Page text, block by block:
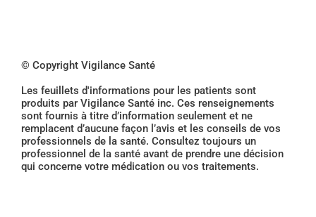
© Copyright Vigilance Santé
Les feuillets d'informations pour les patients sont
produits par Vigilance Santé inc. Ces renseignements
sont fournis à titre d’information seulement et ne
remplacent d’aucune façon l’avis et les conseils de vos
professionnels de la santé. Consultez toujours un
professionnel de la santé avant de prendre une décision
qui concerne votre médication ou vos traitements.